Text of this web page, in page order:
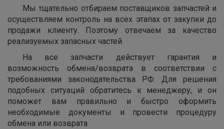
Мы тщательно отбираем поставщиков запчастей и
осуществляем контроль на всех этапах от закупки до
продажи клиенту. Поэтому отвечаем за качество
реализуемых запасных частей.
На все запчасти действует гарантия и
возможность обмена/возврата в соответствии с
требованиями законодательства РФ. Для решения
подобных ситуаций обратитесь к менеджеру, и он
поможет вам правильно и быстро оформить
необходимые документы и провести процедуру
обмена или возврата.